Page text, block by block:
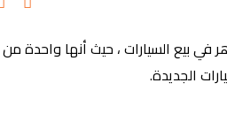
بيع السيارات ، حيث أنها واحدة
الجديدة.